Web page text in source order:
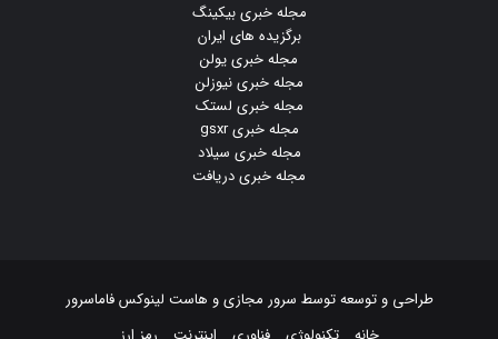
مجله خبری بیکینگ
برگزیده های ایران
مجله خبری یولن
مجله خبری نیوزلن
مجله خبری لستک
مجله خبری gsxr
مجله خبری سیلاد
مجله خبری دریافت
طراحی و توسعه توسط سرور مجازیو هاست لینوکسفاماسرور